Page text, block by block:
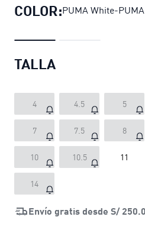
COLOR:PUMA White-
TALLA
4 4.5 5
7 7.5 8
10 10.5 11
14
Envío gratis desde S/